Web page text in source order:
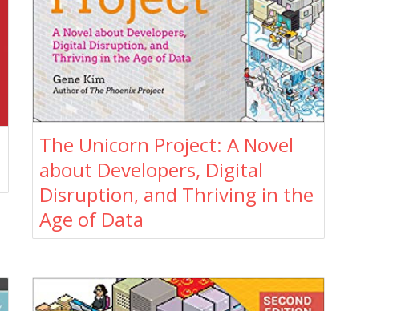
The Unicorn Project: A Novel
about Developers, Digital
Disruption, and Thriving in the
Age of Data